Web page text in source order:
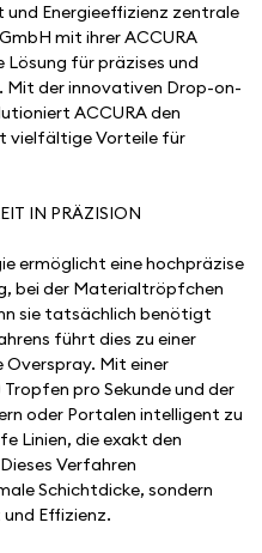
und Energieeffizienz zentrale
mit ihrer ACCURA
für präzises und
Mit der innovativen Drop-on-
ACCURA den
vielfältige Vorteile für
IN PRÄZISION
ermöglicht eine hochpräzise
bei der Materialtröpfchen
sie tatsächlich benötigt
führt dies zu einer
Mit einer
pro Sekunde und der
oder Portalen intelligent zu
Linien, die exakt den
Verfahren
Schichtdicke, sondern
Effizienz.